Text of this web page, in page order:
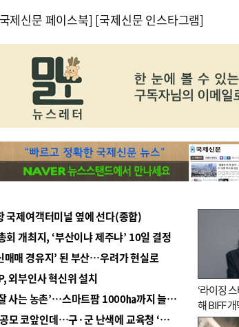
제신문 페이스북] [국제신문 인스타그램]
국제여객터미널 옆에 선다(종합)
개최지, ‘부산이냐 제주냐’ 10일 결정
매 경유지’ 된 부산…우려가 현실로
외부인사 혁신위 설치
■ 경남 농정 비전 ‘잘 사는 농촌’…스마트팜 1000㏊까지 늘린다
■ 교육혁신선도지 공모 코앞인데…구·군 난색에 교육청 ‘쩔쩔’
‘라이징
해 BIFF